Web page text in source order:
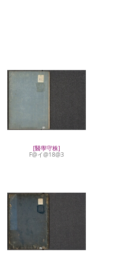
[醫學守株]
F@イ@18@3